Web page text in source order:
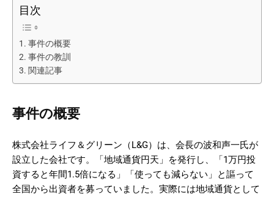
目次
事件の概要
事件の教訓
関連記事
事件の概要
株式会社ライフ＆グリーン（L&G）は、会長の波和声一氏が
設立した会社です。「地域通貨円天」を発行し、「1万円投
資すると年間1.5倍になる」「使っても減らない」と謳って
全国から出資者を募っていました。実際には地域通貨として